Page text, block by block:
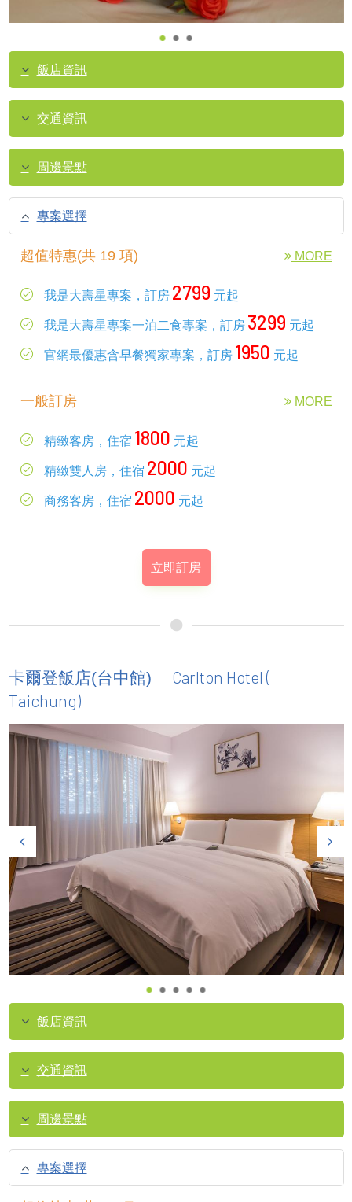
飯店資訊
交通資訊
周邊景點
專案選擇
超值特惠(共 19 項) MORE
我是大壽星專案，訂房 2799 元起
我是大壽星專案一泊二食專案，訂房 3299 元起
官網最優惠含早餐獨家專案，訂房 1950 元起
一般訂房 MORE
精緻客房，住宿 1800 元起
精緻雙人房，住宿 2000 元起
商務客房，住宿 2000 元起
立即訂房
卡爾登飯店(台中館)
Carlton Hotel (
Taichung)
飯店資訊
交通資訊
周邊景點
專案選擇